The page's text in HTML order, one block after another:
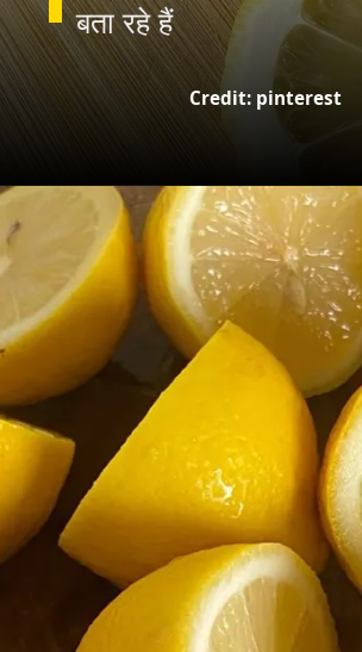
बता रहे हैं
Credit: pinterest